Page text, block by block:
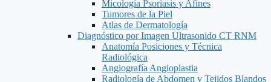
Micología Psoriasis y Afines
Tumores de la Piel
Atlas de Dermatología
Diagnóstico por Imagen Ultrasonido CT RNM
Anatomía Posiciones y Técnica
Radiológica
Angiografía Angioplastia
Radiología de Abdomen y Tejidos Blandos